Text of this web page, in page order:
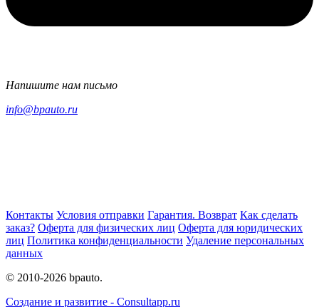
Напишите нам письмо
info@bpauto.ru
Контакты Условия отправки Гарантия. Возврат Как сделать
заказ? Оферта для физических лиц Оферта для юридических
лиц Политика конфиденциальности Удаление персональных
данных
© 2010-2026 bpauto.
Создание и развитие - Consultapp.ru